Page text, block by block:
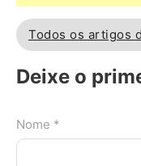
Todos os artigos
Deixe o
Nome *